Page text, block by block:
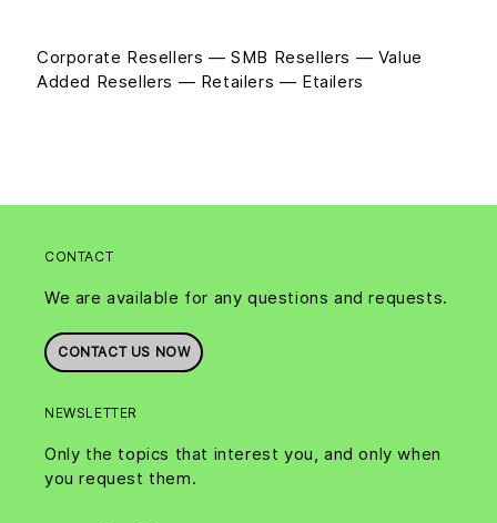
Corporate Resellers — SMB Resellers — Value
Added Resellers — Retailers — Etailers
CONTACT
We are available for any questions and requests.
CONTACT US NOW
NEWSLETTER
Only the topics that interest you, and only when
you request them.